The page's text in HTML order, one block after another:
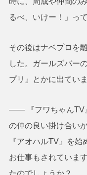
るべ、いけー！」っ
その後はナベプロを
した。ガールズバー
プリ』とかに出ていま
―― 『フワちゃんTV
の仲の良い掛け合い
『アオハルTV』を
お仕事もされていま
たのでしょうか？